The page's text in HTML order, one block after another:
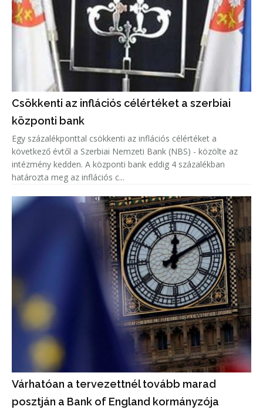
Csökkenti az inflációs célértéket a szerbiai
központi bank
Egy százalékponttal csökkenti az inflációs célértéket a
következő évtől a Szerbiai Nemzeti Bank (NBS) - közölte az
intézmény kedden. A központi bank eddig 4 százalékban
határozta meg az inflációs c...
Várhatóan a tervezettnél tovább marad
posztján a Bank of England kormányzója